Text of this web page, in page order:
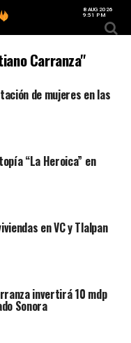
8 AUG 2026
9:51 PM
Carranza"
de mujeres en las
“La Heroica” en
en VC y Tlalpan
invertirá 10 mdp
Sonora